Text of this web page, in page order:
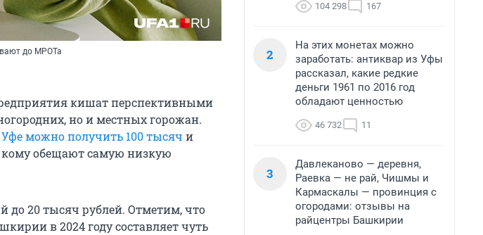
до МРОТа
кишат перспективными
но и местных горожан.
можно получить 100 тысяч и
обещают самую низкую
до 20 тысяч рублей. Отметим, что
в 2024 году составляет чуть
104 298 167
2
На этих монетах можно
заработать: антиквар из Уфы
рассказал, какие редкие
деньги 1961 по 2016 год
обладают ценностью
46 732 11
3
Давлеканово — деревня,
Раевка — не рай, Чишмы и
Кармаскалы — провинция с
огородами: отзывы на
райцентры Башкирии